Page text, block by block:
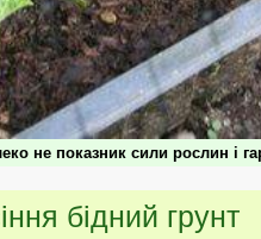
не показник сили рослин і
бідний грунт